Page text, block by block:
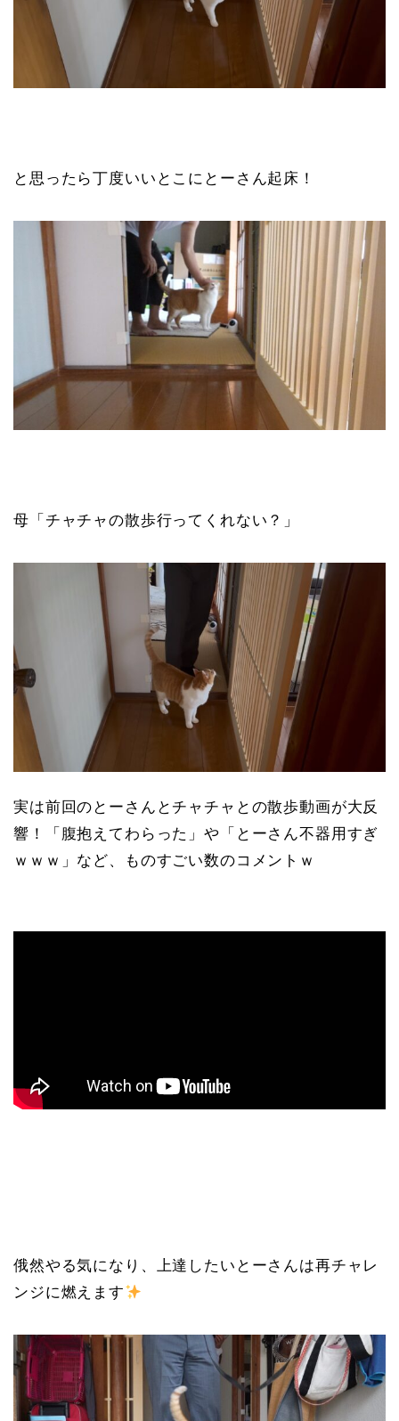
と思ったら丁度いいとこにとーさん起床！
母「チャチャの散歩行ってくれない？」
実は前回のとーさんとチャチャとの散歩動画が大反
響！「腹抱えてわらった」や「とーさん不器用すぎ
ｗｗｗ」など、ものすごい数のコメントｗ
俄然やる気になり、上達したいとーさんは再チャレ
ンジに燃えます